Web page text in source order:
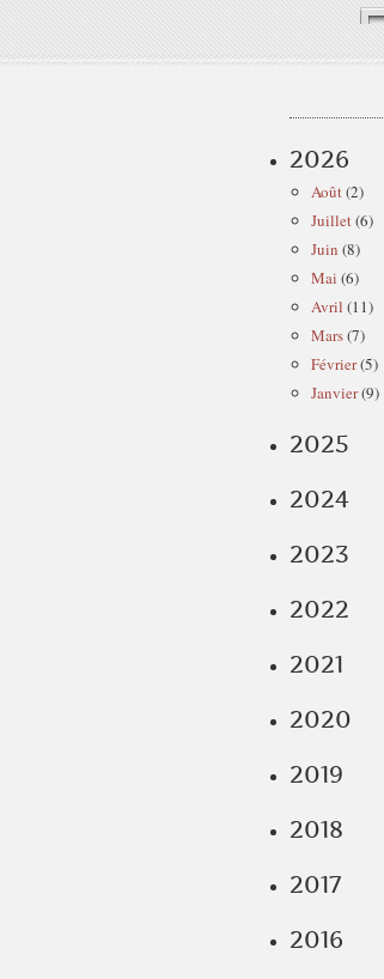
2026
Août(2)
Juillet(6)
Juin (8)
Mai (6)
Avril (11)
Mars(7)
Février(5)
Janvier(9)
2025
2024
2023
2022
2021
2020
2019
2018
2017
2016